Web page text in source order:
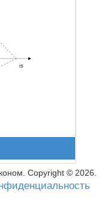
IS
Copyright © 2026.